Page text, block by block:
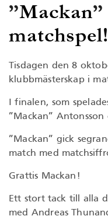
”Mackan”
matchspel!
Tisdagen den 8
klubbmästerskap i
I finalen, som
”Mackan” Antonsson
”Mackan” gick
match med
Grattis Mackan!
Ett stort tack till alla
med Andreas